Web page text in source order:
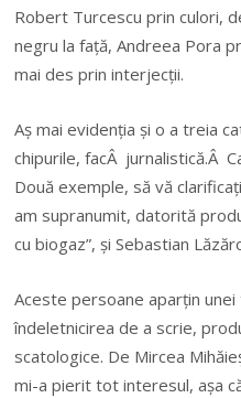
Robert Turcescu prin culori,
negru la față, Andreea Pora
mai des prin interjecții.
Aș mai evidenția și o a treia
chipurile, facÂ jurnalistică.Â
Două exemple, să vă
am supranumit, datorită
cu biogaz”, și Sebastian
Aceste persoane aparțin
îndeletnicirea de a scrie,
scatologice. De Mircea
mi-a pierit tot interesul, așa